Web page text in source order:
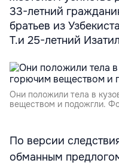
33-летний
братьев из
Т.и 25-летний
Они положили тела в
веществом и подожгли.
По версии
обманным